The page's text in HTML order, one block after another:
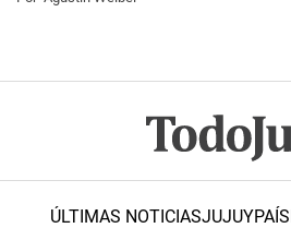
ÚLTIMAS NOTICIASJUJUYPAÍS